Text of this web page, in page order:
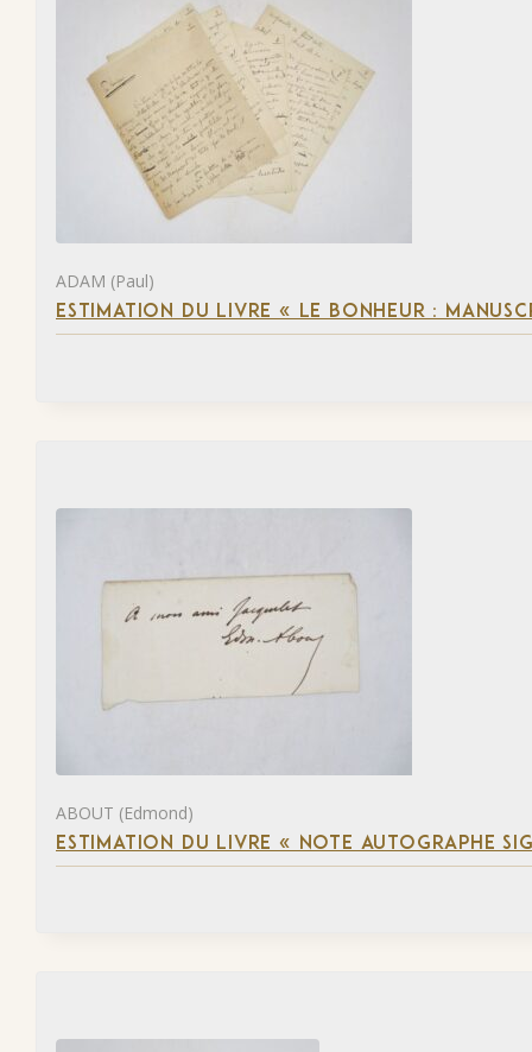
ADAM (Paul)
ESTIMATION DU LIVRE « LE BONHEUR :
ABOUT (Edmond)
ESTIMATION DU LIVRE « NOTE AUTOGRAPHE